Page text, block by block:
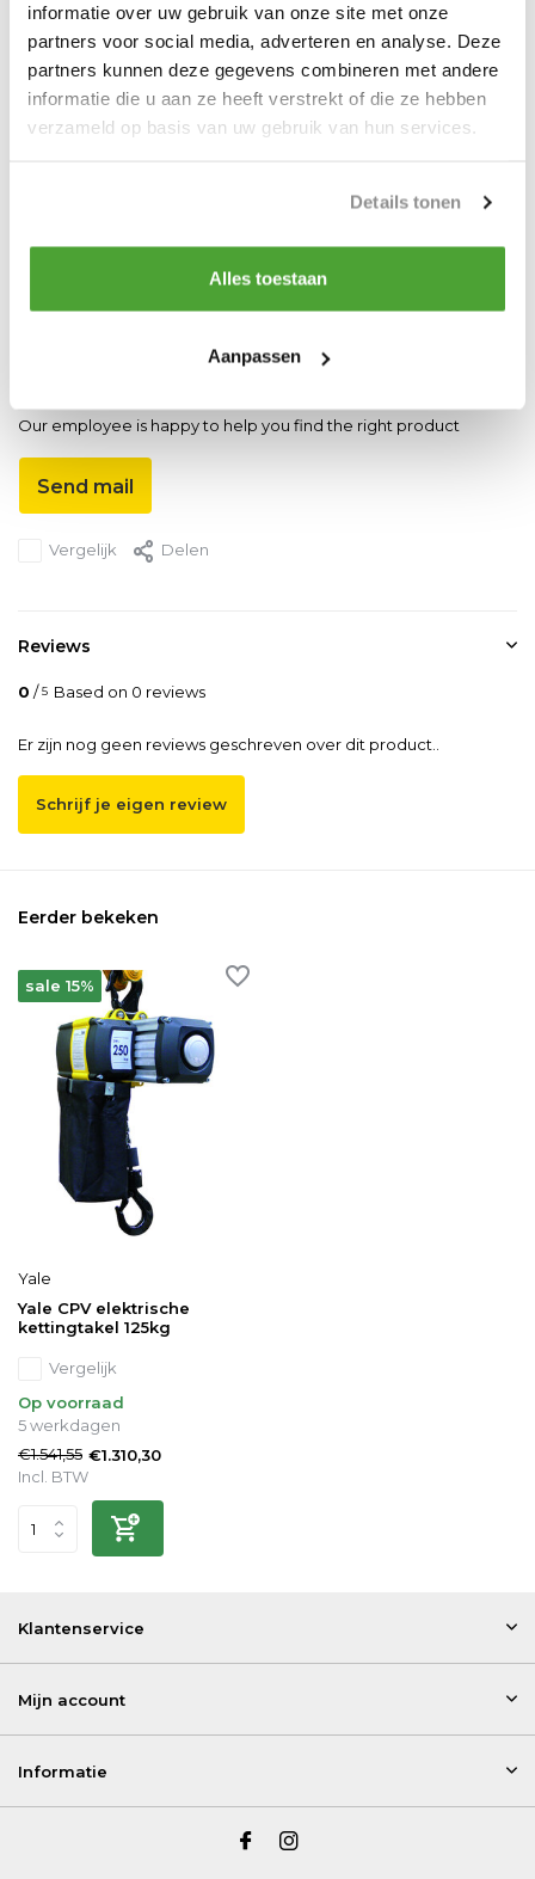
informatie over uw gebruik van onze site met onze
partners voor social media, adverteren en analyse. Deze
partners kunnen deze gegevens combineren met andere
informatie die u aan ze heeft verstrekt of die ze hebben
verzameld op basis van uw gebruik van hun services.
Details tonen
Alles toestaan
Aanpassen
* Met eindschakelaars hijsen/strijken
* IP55
Productspecificaties
Artikelnummer CPV 2-8
Our employee is happy to help you find the right product
Send mail
Vergelijk Delen
Reviews
0 /5 Based on 0 reviews
Er zijn nog geen reviews geschreven over dit product..
Schrijf je eigen review
Eerder bekeken
sale 15%
Yale
Yale CPV elektrische
kettingtakel 125kg
Vergelijk
Op voorraad
5 werkdagen
€1.541,55 €1.310,30
Incl. BTW
Klantenservice
Mijn account
Informatie